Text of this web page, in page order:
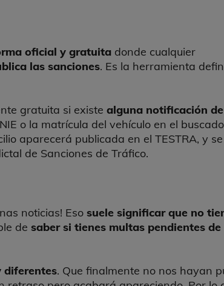
oficial y gratuita donde cualquier
las sanciones. Es la herramienta
gratuita si existe alguna notificación de
o la matrícula del vehículo en el
aparecerá publicada en el TESTRA, y se
de Sanciones de Tráfico.
noticias! Eso suele significar que no
de saber si tienes multas pendientes de
diferentes. Que finalmente no nos hayan